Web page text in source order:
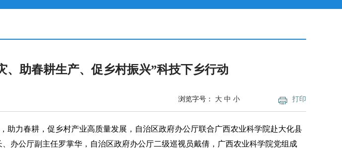
助春耕生产、促乡村振兴”科技下乡行动
打印
浏览字号： 大 中 小
助力春耕，促乡村产业高质量发展，自治区政府办公厅联合广西农业科学院赴大化县
办公厅副主任罗掌华，自治区政府办公厅二级巡视员戴倩，广西农业科学院党组成